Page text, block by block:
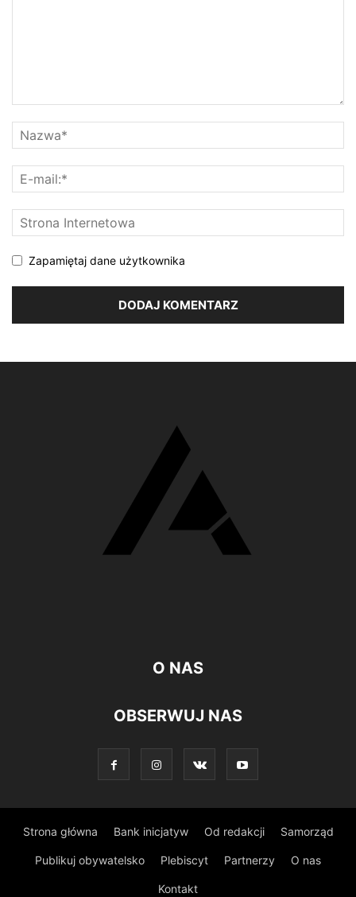
Zapamiętaj dane użytkownika
O NAS
OBSERWUJ NAS
Strona główna Bank inicjatyw Od redakcji Samorząd
Publikuj obywatelsko Plebiscyt Partnerzy O nas
Kontakt